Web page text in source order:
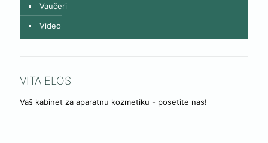
Vaučeri
Video
VITA ELOS
Vaš kabinet za aparatnu kozmetiku - posetite nas!